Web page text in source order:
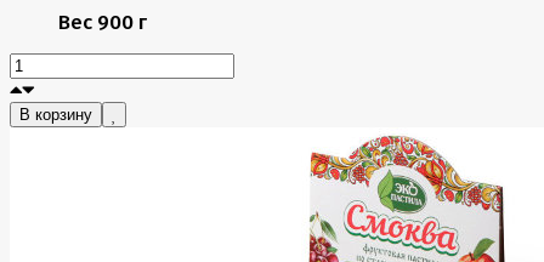
Вес 900 г
В корзину